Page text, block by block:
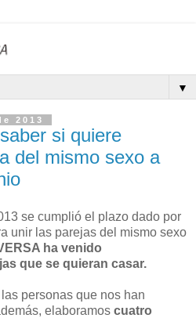
▼
2013
si quiere
del mismo sexo a
se cumplió el plazo dado por
unir las parejas del mismo sexo
ha venido
que se quieran casar.
personas que nos han
elaboramos cuatro